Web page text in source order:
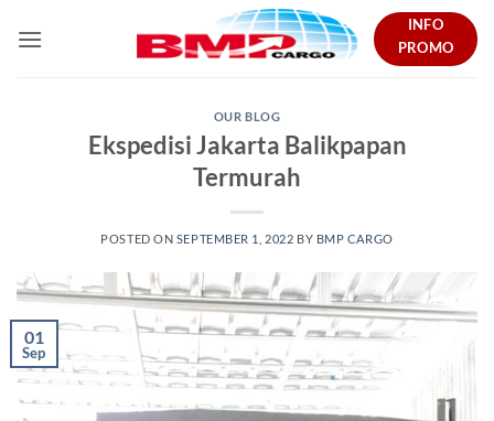
INFO
PROMO
OUR BLOG
Ekspedisi Jakarta Balikpapan
Termurah
POSTED ON SEPTEMBER 1, 2022 BY BMP CARGO
01
Sep